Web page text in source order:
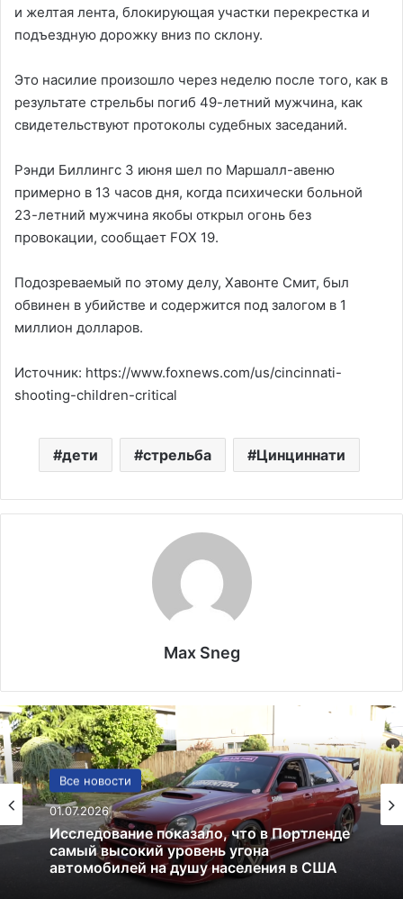
и желтая лента, блокирующая участки перекрестка и
подъездную дорожку вниз по склону.
Это насилие произошло через неделю после того, как в
результате стрельбы погиб 49-летний мужчина, как
свидетельствуют протоколы судебных заседаний.
Рэнди Биллингс 3 июня шел по Маршалл-авеню
примерно в 13 часов дня, когда психически больной
23-летний мужчина якобы открыл огонь без
провокации, сообщает FOX 19.
Подозреваемый по этому делу, Хавонте Смит, был
обвинен в убийстве и содержится под залогом в 1
миллион долларов.
Источник: https://www.foxnews.com/us/cincinnati-
shooting-children-critical
дети стрельба Цинциннати
Max Sneg
Все новости
01.07.2026
США
13.06.2025
Америка имеет огромный избыток сыра